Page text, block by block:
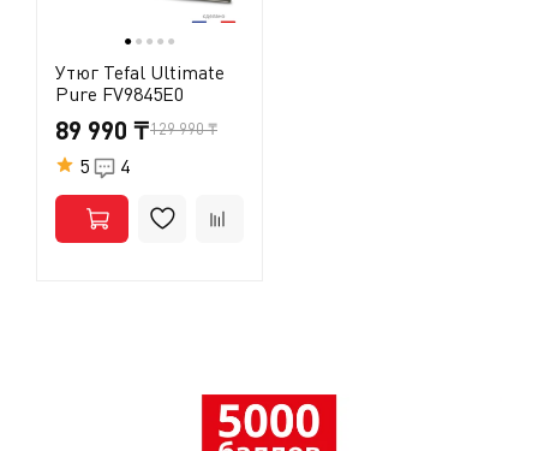
● ● ● ● ●
Утюг Tefal Ultimate
Pure FV9845E0
89 990 ₸129 990 ₸
5 4